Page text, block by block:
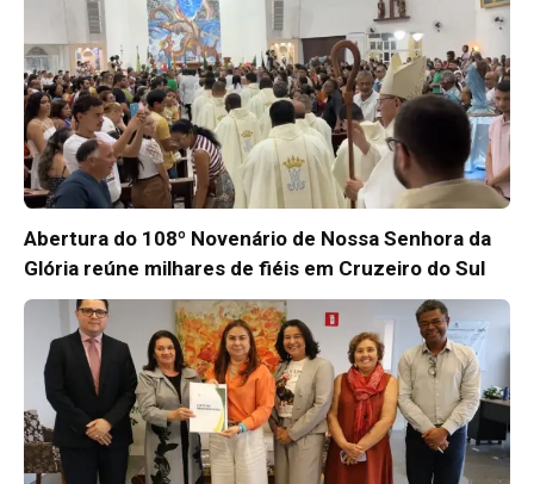
Abertura do 108º Novenário de Nossa Senhora da
Glória reúne milhares de fiéis em Cruzeiro do Sul